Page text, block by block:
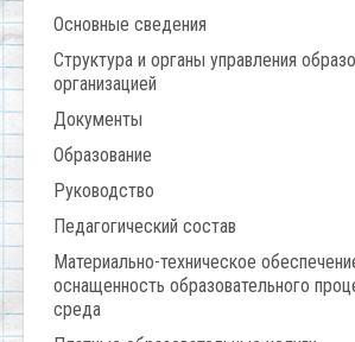
Основные сведения
Структура и органы управления
организацией
Документы
Образование
Руководство
Педагогический состав
Материально-техническое
оснащенность образовательного
среда